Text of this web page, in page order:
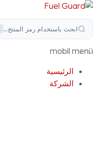
ابحث داخل الموقع... Ctrl + K
mobil menü
الرئيسية
الشركة